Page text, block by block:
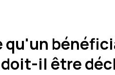
qu'un
il être